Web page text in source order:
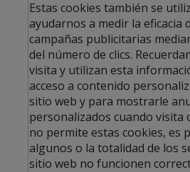
Estas cookies también se
ayudarnos a medir la eficacia
campañas publicitarias
del número de clics.
visita y utilizan esta
acceso a contenido
sitio web y para mostrarle
personalizados cuando visita
no permite estas cookies, es
algunos o la totalidad de los
sitio web no funcionen